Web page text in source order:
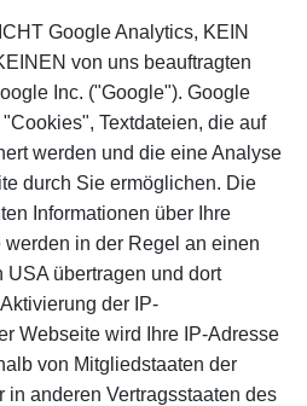
Google Analytics, KEIN
von uns beauftragten
Inc. ("Google"). Google
Textdateien, die auf
werden und die eine Analyse
durch Sie ermöglichen. Die
Informationen über Ihre
in der Regel an einen
USA übertragen und dort
der IP-
Webseite wird Ihre IP-Adresse
von Mitgliedstaaten der
in anderen Vertragsstaaten des